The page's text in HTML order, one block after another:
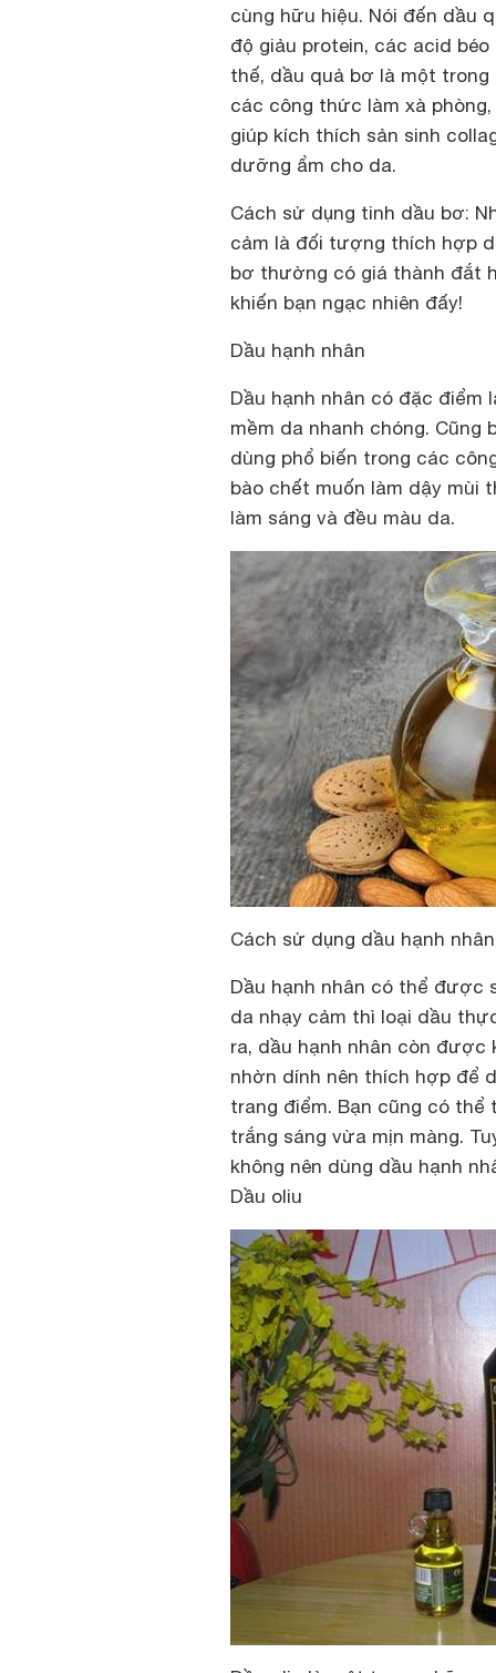
cùng hữu hiệu. Nói đến dầu
độ giảu protein, các acid
thế, dầu quả bơ là một
các công thức làm xà
giúp kích thích sản sinh
dưỡng ẩm cho da.
Cách sử dụng tinh dầu bơ:
cảm là đối tượng thích hợp
bơ thường có giá thành đắt
khiến bạn ngạc nhiên đấy!
Dầu hạnh nhân
Dầu hạnh nhân có đặc điểm
mềm da nhanh chóng.
dùng phổ biến trong các
bào chết muốn làm dậy mùi
làm sáng và đều màu da.
Cách sử dụng dầu hạnh
Dầu hạnh nhân có thể được
da nhạy cảm thì loại dầu
ra, dầu hạnh nhân còn được
nhờn dính nên thích hợp để
trang điểm. Bạn cũng có
trắng sáng vừa mịn màng.
không nên dùng dầu hạnh
Dầu oliu